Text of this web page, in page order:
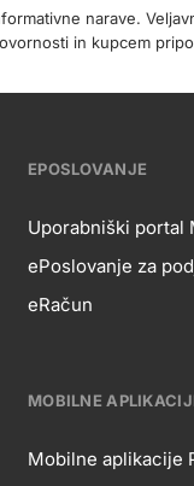
narave.
in kupcem
EPOSLOVANJE
Uporabniški portal
ePoslovanje za
eRačun
MOBILNE
Mobilne aplikacije